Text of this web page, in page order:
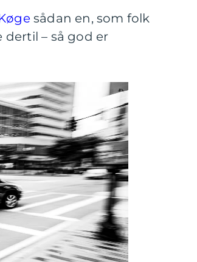
sådan en, som folk
dertil – så god er